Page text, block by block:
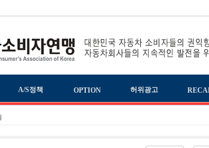
A/S정책 OPTION 허위광고